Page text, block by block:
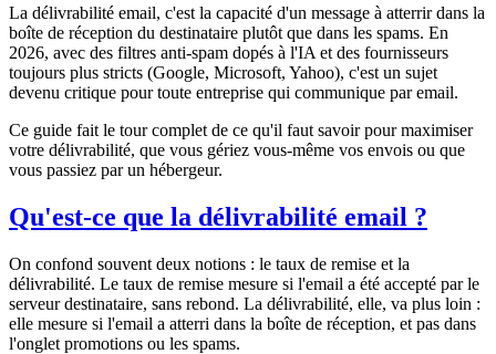
La délivrabilité email, c'est la capacité d'un message à atterrir dans la
boîte de réception du destinataire plutôt que dans les spams. En
2026, avec des filtres anti-spam dopés à l'IA et des fournisseurs
toujours plus stricts (Google, Microsoft, Yahoo), c'est un sujet
devenu critique pour toute entreprise qui communique par email.
Ce guide fait le tour complet de ce qu'il faut savoir pour maximiser
votre délivrabilité, que vous gériez vous-même vos envois ou que
vous passiez par un hébergeur.
Qu'est-ce que la délivrabilité email ?
On confond souvent deux notions : le taux de remise et la
délivrabilité. Le taux de remise mesure si l'email a été accepté par le
serveur destinataire, sans rebond. La délivrabilité, elle, va plus loin :
elle mesure si l'email a atterri dans la boîte de réception, et pas dans
l'onglet promotions ou les spams.